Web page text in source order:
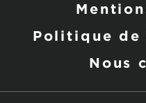
Politique
Nous